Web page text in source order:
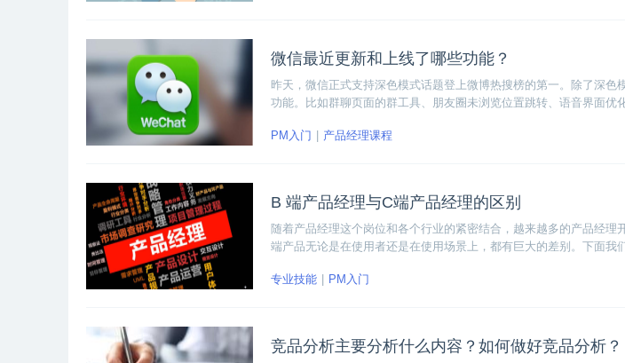
微信最近更新和上线了哪些功能？
昨天，微信正式支持深色模式话题登上微博热搜榜的第一。除了深色
功能。比如群聊页面的群工具、朋友圈未浏览位置跳转、语音界面优
PM入门 产品经理课程
B 端产品经理与C端产品经理的区别
随着产品经理这个岗位和各个行业的紧密结合，越来越多的产品经
端产品无论是在使用者还是在使用场景上，都有巨大的差别。下面我
专业技能 PM入门
竞品分析主要分析什么内容？如何做好竞品分析？